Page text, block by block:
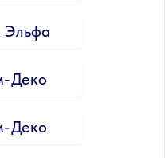
Эльфа
Деко
Деко